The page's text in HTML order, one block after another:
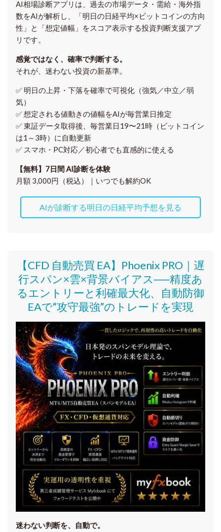
AI相場診断アプリは、過去の市場データ・需給・海外指
数をAIが解析し、「明日の日経平均×ビットコインの方向
性」と「想定値幅」をスコア表示する投資判断支援アプ
リです。
感覚ではなく、確率で判断する。
それが、迷わない投資の新基準。
✅ 明日の上昇・下落を確率で可視化（強気／中立／弱
気）
✅ 想定される値動きの値幅をAIが毎営業日推定
✅ 東証データ取得後、 毎営業日19〜21時（ビットコイン
は1～3時）に自動更新
✅ スマホ・PC対応／初心者でも直感的に使える
【無料】7日間 AI診断を体験
月額 3,000円（税込）｜いつでも解約OK
AIが診断する明日の日経平均予想を見る
【CFD 自動売買 EA】Phoenix PRO｜遅
行スパン×雲×背景バイアス──精度あ
るエントリーと利確最大化、自動防御
EAで“攻守最強”のトレードを実現
迷わない判断を、自動で。